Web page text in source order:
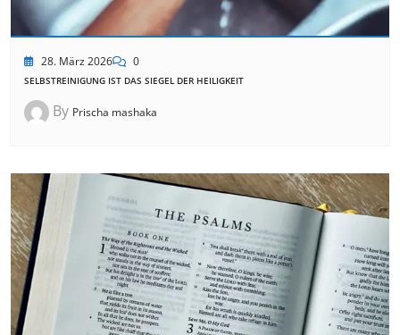
28. März 2026 0
SELBSTREINIGUNG IST DAS SIEGEL DER HEILIGKEIT
By Prischa mashaka